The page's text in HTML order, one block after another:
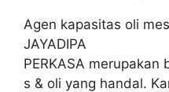
Agen kapasitas oli
JAYADIPA
PERKASA
s & oli yang handal.